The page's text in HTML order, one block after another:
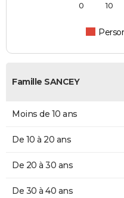
0 10
Famille SANCEY
Moins de 10 ans
De 10 à 20 ans
De 20 à 30 ans
De 30 à 40 ans